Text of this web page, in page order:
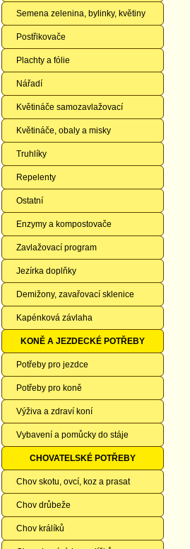
Semena zelenina, bylinky, květiny
Postřikovače
Plachty a fólie
Nářadí
Květináče samozavlažovací
Květináče, obaly a misky
Truhlíky
Repelenty
Ostatní
Enzymy a kompostovače
Zavlažovací program
Jezírka doplňky
Demižony, zavařovací sklenice
Kapénková závlaha
KONĚ A JEZDECKÉ POTŘEBY
Potřeby pro jezdce
Potřeby pro koně
Výživa a zdraví koní
Vybavení a pomůcky do stáje
CHOVATELSKÉ POTŘEBY
Chov skotu, ovcí, koz a prasat
Chov drůbeže
Chov králíků